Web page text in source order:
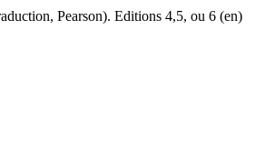
Pearson). Editions 4,5, ou 6 (en)